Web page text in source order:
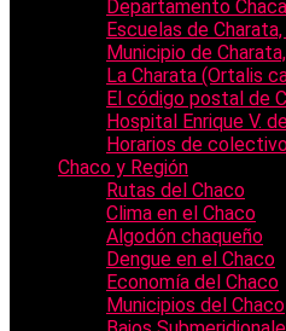
Departamento
Escuelas de
Municipio de
La Charata (Ortalis
El código postal de
Hospital Enrique V.
Horarios de
Chaco y Región
Rutas del Chaco
Clima en el Chaco
Algodón chaqueño
Dengue en el Chaco
Economía del Chaco
Municipios del Chaco